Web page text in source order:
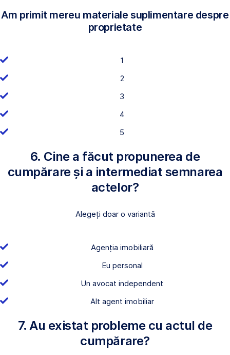
Am primit mereu materiale suplimentare despre
proprietate
1
2
3
4
5
6. Cine a făcut propunerea de
cumpărare și a intermediat semnarea
actelor?
Alegeți doar o variantă
Agenția imobiliară
Eu personal
Un avocat independent
Alt agent imobiliar
7. Au existat probleme cu actul de
cumpărare?